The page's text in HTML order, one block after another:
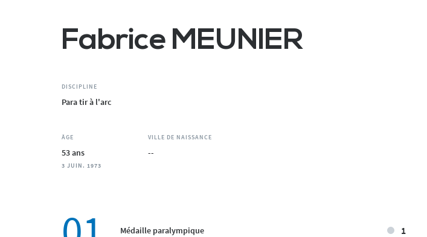
La Relève
ESMS&CLUBS
Fabrice MEUNIER
DISCIPLINE
Para tir à l'arc
ÂGE
53 ans
3 JUIN. 1973
VILLE DE NAISSANCE
--
Médaille paralympique 1